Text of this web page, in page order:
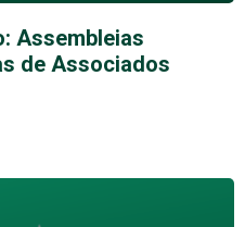
Assembleias
de Associados